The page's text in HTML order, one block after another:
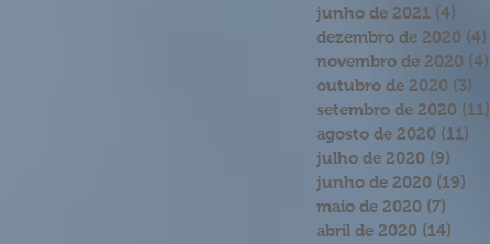
junho de 2021 (4)
dezembro de 2020 (4)
novembro de 2020 (4)
outubro de 2020 (3)
setembro de 2020 (11)
agosto de 2020 (11)
julho de 2020 (9)
junho de 2020 (19)
maio de 2020 (7)
abril de 2020 (14)